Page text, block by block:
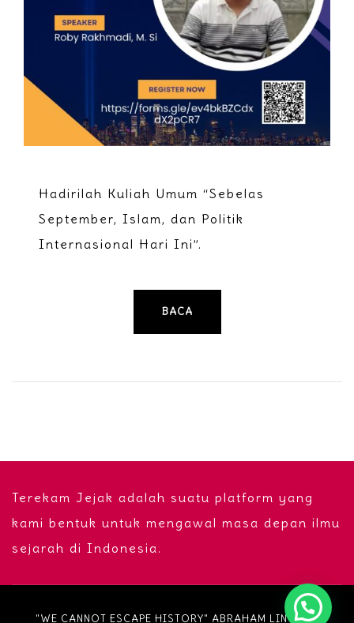
Hadirilah Kuliah Umum “Sebelas
September, Islam, dan Politik
Internasional Hari Ini”.
BACA
Terekam Jejak adalah suatu platform yang
kami bentuk untuk mengawal masa depan ilmu
sejarah di Indonesia.
"WE CANNOT ESCAPE HISTORY" ABRAHAM LINCOLN